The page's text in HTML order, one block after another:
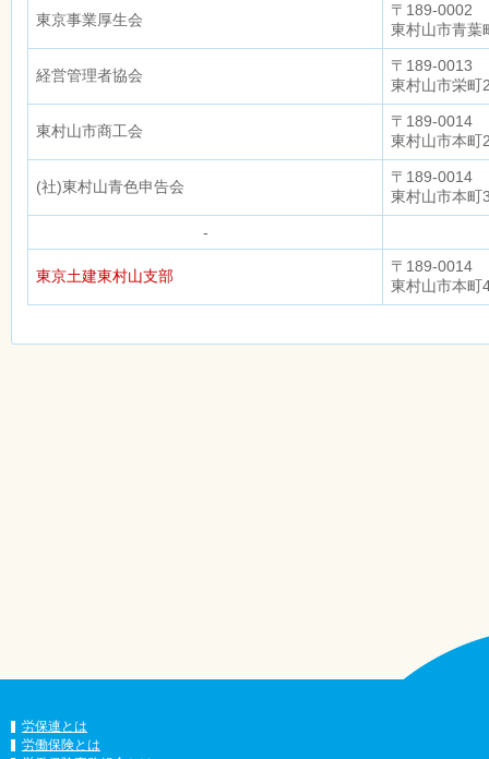
東京事業厚生会
〒189-0002
東村山市青葉
経営管理者協会
〒189-0013
東村山市栄町
東村山市商工会
〒189-0014
東村山市本町
(社)東村山青色申告会
〒189-0014
東村山市本町
-
東京土建東村山支部
〒189-0014
東村山市本町
労保連とは
労働保険とは